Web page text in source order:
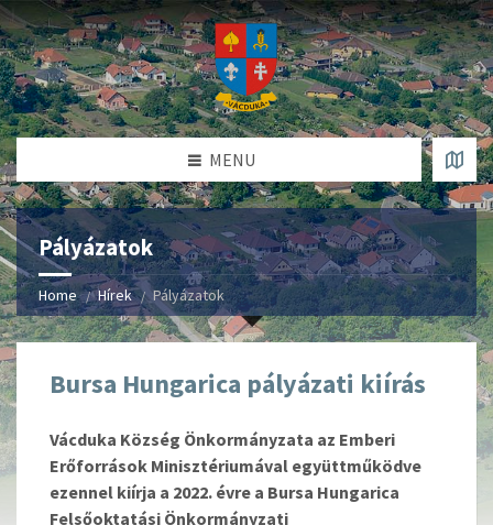
MENU
Pályázatok
Home Hírek Pályázatok
Bursa Hungarica pályázati kiírás
Vácduka Község Önkormányzata az Emberi
Erőforrások Minisztériumával együttműködve
ezennel kiírja a 2022. évre a Bursa Hungarica
Felsőoktatási Önkormányzati